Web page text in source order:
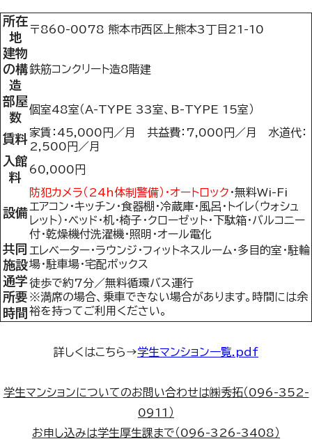
所在
地
〒860-0078 熊本市西区上熊本3丁目21-10
建物
の構
造
鉄筋コンクリート造8階建
部屋
数
個室48室（A-TYPE 33室、B-TYPE 15室）
賃料 家賃：45,000円／月 共益費：7,000円／月 水道代：
2,500円／月
入館
料
60,000円
設備
防犯カメラ（24h体制警備）・オートロック ・無料Wi-Fi
エアコン・キッチン・食器棚・冷蔵庫・風呂・トイレ（ウォシュ
レット）・ベッド・机・椅子・クローゼット・下駄箱・バルコニー
付・乾燥機付洗濯機・照明・オール電化
共同
施設
エレベーター・ラウンジ・フィットネスルーム・多目的室・駐輪
場・駐車場・宅配ボックス
通学
所要
時間
徒歩で約7分／無料循環バス運行
※満席の場合、乗車できない場合があります。時間には余
裕を持ってご利用ください。
詳しくはこちら→学生マンション一覧.pdf
学生マンションについてのお問い合わせは㈱秀拓（ 096-352-
0911 ）
お申し込みは学生厚生課まで（ 096-326-3408 ）